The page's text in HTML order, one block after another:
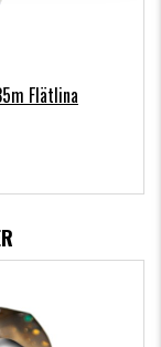
Flätlina